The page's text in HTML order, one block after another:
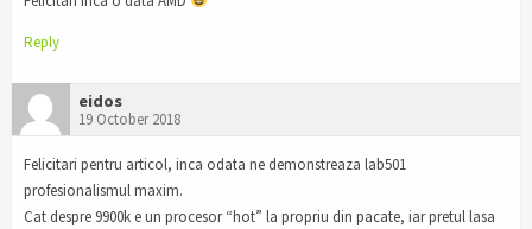
Reply
eidos
19 October 2018
Felicitari pentru articol, inca odata ne demonstreaza lab501
profesionalismul maxim.
Cat despre 9900k e un procesor “hot” la propriu din pacate, iar pretul lasa